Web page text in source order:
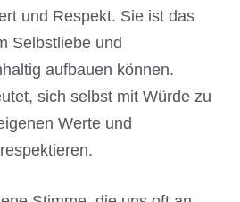
und Respekt. Sie ist das
Selbstliebe und
aufbauen können.
sich selbst mit Würde zu
Werte und